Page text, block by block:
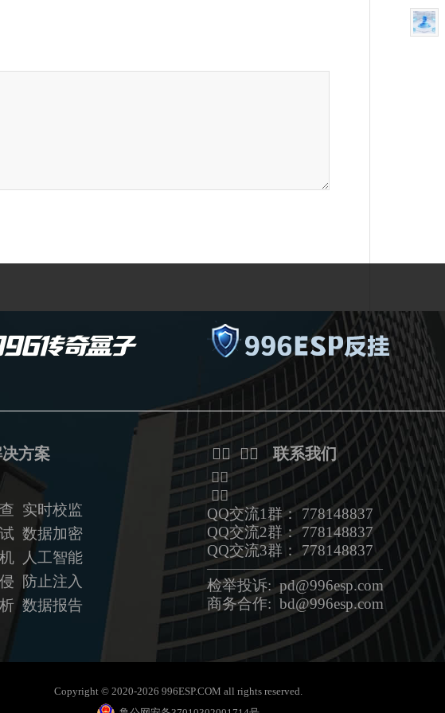
方案
实时校监
数据加密
人工智能
防止注入
数据报告
ᅟᅠ ᅟᅠ 联系我们
ᅟᅠ
ᅟᅠ
QQ交流1群： 778148837
QQ交流2群： 778148837
QQ交流3群： 778148837
—————————————————
检举投诉: pd@996esp.com
商务合作: bd@996esp.com
Copyright © 2020-2026 996ESP.COM all rights reserved.